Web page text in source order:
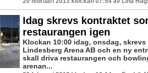
Idag skrevs kontraktet
restaurangen igen
Klockan 10:00 idag, onsdag,
Lindesberg Arena AB och en ny
skall driva restaurangen och
arenan...